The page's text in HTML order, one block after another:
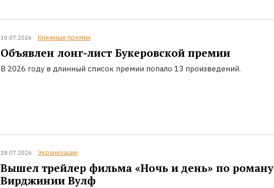
30.07.2026 Книжные премии
Объявлен лонг-лист Букеровской премии
В 2026 году в длинный список премии попало 13 произведений.
28.07.2026 Экранизации
Вышел трейлер фильма «Ночь и день» по роману
Вирджинии Вулф